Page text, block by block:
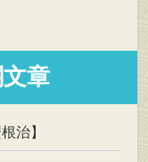
章
治】